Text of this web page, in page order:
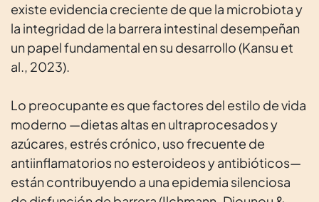
existe evidencia creciente de que la microbiota y
la integridad de la barrera intestinal desempeñan
un papel fundamental en su desarrollo (Kansu et
al., 2023).
Lo preocupante es que factores del estilo de vida
moderno —dietas altas en ultraprocesados y
azúcares, estrés crónico, uso frecuente de
antiinflamatorios no esteroideos y antibióticos—
están contribuyendo a una epidemia silenciosa